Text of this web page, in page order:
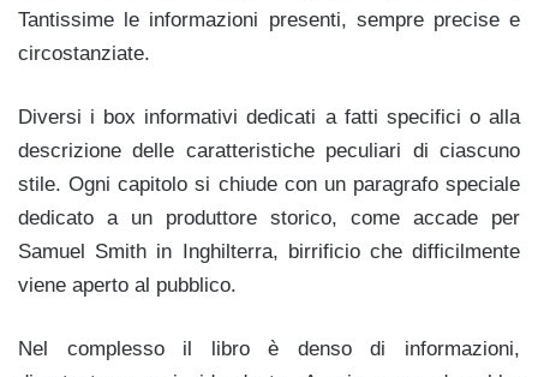
Tantissime le informazioni presenti, sempre precise e
circostanziate.
Diversi i box informativi dedicati a fatti specifici o alla
descrizione delle caratteristiche peculiari di ciascuno
stile. Ogni capitolo si chiude con un paragrafo speciale
dedicato a un produttore storico, come accade per
Samuel Smith in Inghilterra, birrificio che difficilmente
viene aperto al pubblico.
Nel complesso il libro è denso di informazioni,